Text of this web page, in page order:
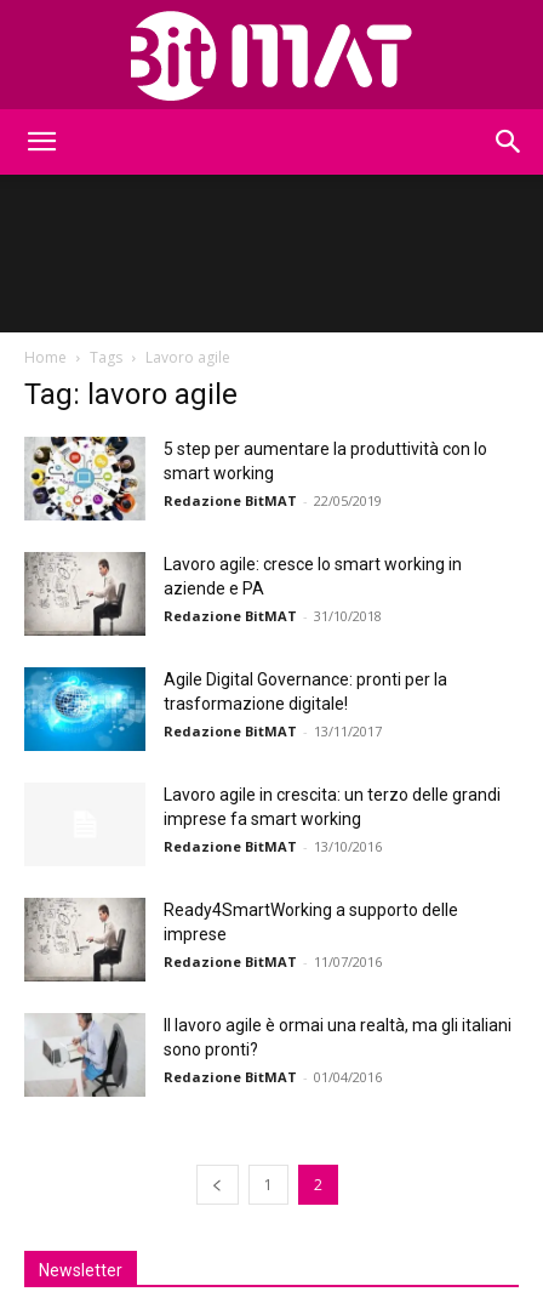
Home Tags Lavoro agile
Tag: lavoro agile
5 step per aumentare la produttività con lo
smart working
Redazione BitMAT - 22/05/2019
Lavoro agile: cresce lo smart working in
aziende e PA
Redazione BitMAT - 31/10/2018
Agile Digital Governance: pronti per la
trasformazione digitale!
Redazione BitMAT - 13/11/2017
Lavoro agile in crescita: un terzo delle grandi
imprese fa smart working
Redazione BitMAT - 13/10/2016
Ready4SmartWorking a supporto delle
imprese
Redazione BitMAT - 11/07/2016
Il lavoro agile è ormai una realtà, ma gli italiani
sono pronti?
Redazione BitMAT - 01/04/2016
1 2
Newsletter